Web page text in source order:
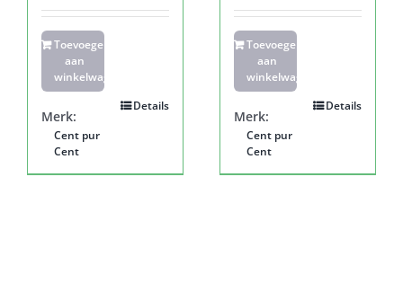
Toevoegen
aan
winkelwagen
Details
Merk:
Cent pur
Cent
Toevoegen
aan
winkelwagen
Details
Merk:
Cent pur
Cent